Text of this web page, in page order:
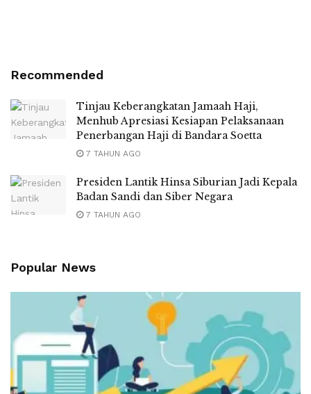
Recommended
Tinjau Keberangkatan Jamaah Haji,
Menhub Apresiasi Kesiapan Pelaksanaan
Penerbangan Haji di Bandara Soetta
7 TAHUN AGO
Presiden Lantik Hinsa Siburian Jadi Kepala
Badan Sandi dan Siber Negara
7 TAHUN AGO
Popular News